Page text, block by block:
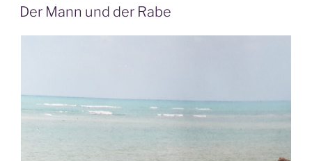
AM
Der Mann und der Rabe